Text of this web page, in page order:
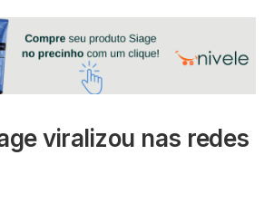
viralizou nas redes